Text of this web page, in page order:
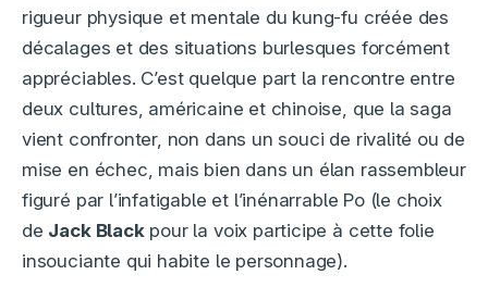
rigueur physique et mentale du kung-fu créée des
décalages et des situations burlesques forcément
appréciables. C’est quelque part la rencontre entre
deux cultures, américaine et chinoise, que la saga
vient confronter, non dans un souci de rivalité ou de
mise en échec, mais bien dans un élan rassembleur
figuré par l’infatigable et l’inénarrable Po (le choix
de Jack Blackpour la voix participe à cette folie
insouciante qui habite le personnage).